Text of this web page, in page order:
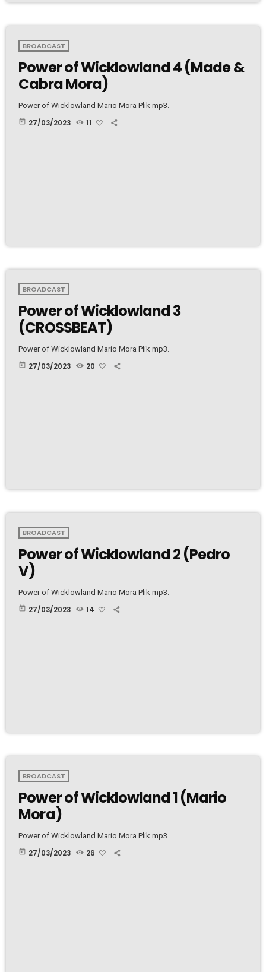
BROADCAST
Power of Wicklowland 4 (Made &
Cabra Mora)
Power of Wicklowland Mario Mora Plik mp3.
today 27/03/2023 11
BROADCAST
Power of Wicklowland 3
(CROSSBEAT)
Power of Wicklowland Mario Mora Plik mp3.
today 27/03/2023 20
BROADCAST
Power of Wicklowland 2 (Pedro
V)
Power of Wicklowland Mario Mora Plik mp3.
today 27/03/2023 14
BROADCAST
Power of Wicklowland 1 (Mario
Mora)
Power of Wicklowland Mario Mora Plik mp3.
today 27/03/2023 26